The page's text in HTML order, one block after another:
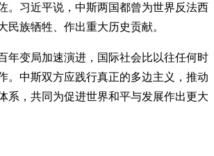
。习近平说，中斯两国都曾为世界反法西
民族牺牲、作出重大历史贡献。
年变局加速演进，国际社会比以往任何时
。中斯双方应践行真正的多边主义，推动
系，共同为促进世界和平与发展作出更大